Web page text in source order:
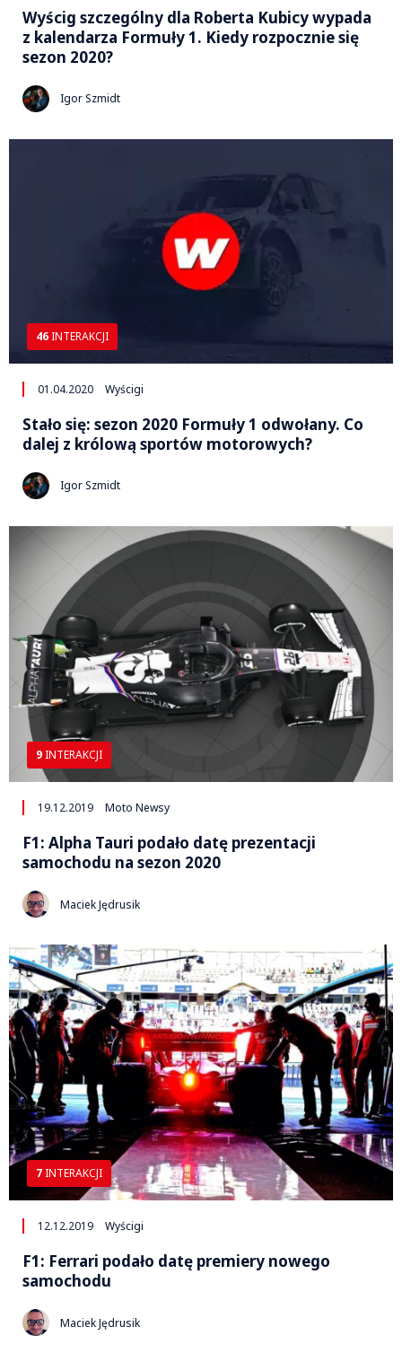
Wyścig szczególny dla Roberta Kubicy wypada
z kalendarza Formuły 1. Kiedy rozpocznie się
sezon 2020?
Igor Szmidt
46 INTERAKCJI
01.04.2020 Wyścigi
Stało się: sezon 2020 Formuły 1 odwołany. Co
dalej z królową sportów motorowych?
Igor Szmidt
9 INTERAKCJI
19.12.2019 Moto Newsy
F1: Alpha Tauri podało datę prezentacji
samochodu na sezon 2020
Maciek Jędrusik
7 INTERAKCJI
12.12.2019 Wyścigi
F1: Ferrari podało datę premiery nowego
samochodu
Maciek Jędrusik